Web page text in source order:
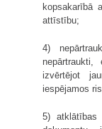
kopsakarībā
attīstību;
4)
izvērtējot
iespējamos
5)